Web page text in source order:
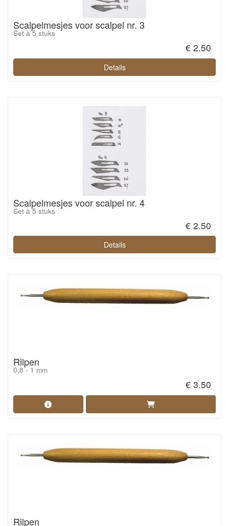
Scalpelmesjes voor scalpel nr. 3
Set à 5 stuks
€ 2.50
Details
Scalpelmesjes voor scalpel nr. 4
Set à 5 stuks
€ 2.50
Details
Rilpen
0,8 - 1 mm
€ 3.50
Rilpen